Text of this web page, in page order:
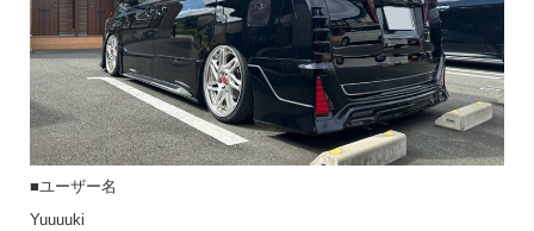
■ユーザー名
Yuuuuki